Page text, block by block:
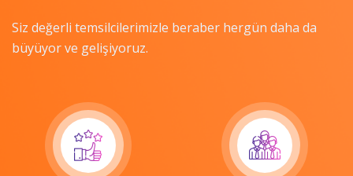
Siz değerli temsilcilerimizle beraber hergün daha da
büyüyor ve gelişiyoruz.